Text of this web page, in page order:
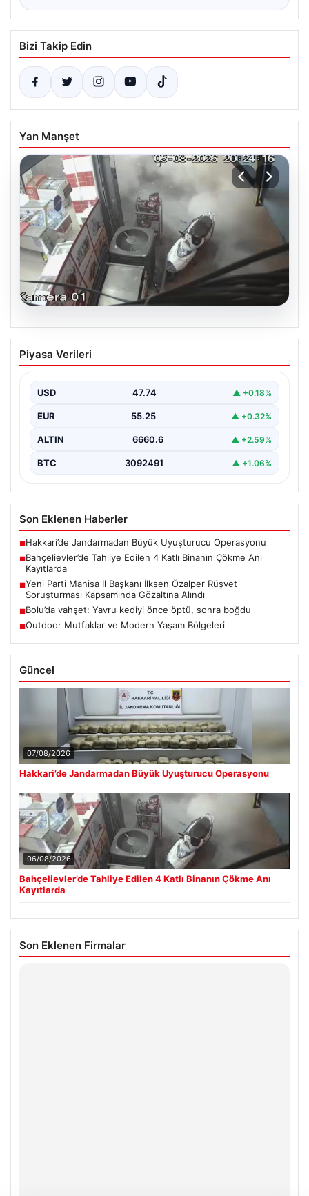
Bizi Takip Edin
Yan Manşet
06.08.2026
Bahçelievler’de Tahliye Edilen 4 Katlı
Binanın Çökme Anı Kayıtlarda
endişe verici sesler sonrası gece saatlerinde tahliye
edilen dört…
Piyasa Verileri
USD 47.74 ▲ +0.18%
EUR 55.25 ▲ +0.32%
ALTIN 6660.6 ▲ +2.59%
BTC 3092491 ▲ +1.06%
Son Eklenen Haberler
■Hakkari’de Jandarmadan Büyük Uyuşturucu Operasyonu
■Bahçelievler’de Tahliye Edilen 4 Katlı Binanın Çökme Anı
Kayıtlarda
■Yeni Parti Manisa İl Başkanı İlksen Özalper Rüşvet
Soruşturması Kapsamında Gözaltına Alındı
■Bolu’da vahşet: Yavru kediyi önce öptü, sonra boğdu
■Outdoor Mutfaklar ve Modern Yaşam Bölgeleri
Güncel
07/08/2026
Hakkari’de Jandarmadan Büyük Uyuşturucu Operasyonu
06/08/2026
Bahçelievler’de Tahliye Edilen 4 Katlı Binanın Çökme Anı
Kayıtlarda
Son Eklenen Firmalar